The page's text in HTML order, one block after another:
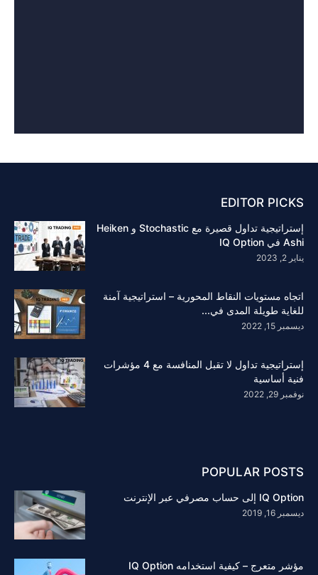
EDITOR PICKS
إستراتيجية تداول قصيرة مع Stochastic و Heiken
Ashi في IQ Option
يناير 2, 2023
اتجاه مستويات النقاط المحورية – استراتيجية آمنة
للغاية طويلة المدى في...
ديسمبر 15, 2022
إستراتيجية تداول لا تقبل المنافسة مع 4 مؤشرات
فنية أساسية
نوفمبر 29, 2022
POPULAR POSTS
IQ Option إلى حساب مصرفي عبر الإنترنت
ديسمبر 16, 2019
مؤشر متعرج – كيفية استخدامه IQ Option